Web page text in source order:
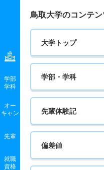
学部
学科
オー
キャン
先輩
就職
資格
鳥取大学のコンテ
大学トップ
学部・学科
先輩体験記
偏差値